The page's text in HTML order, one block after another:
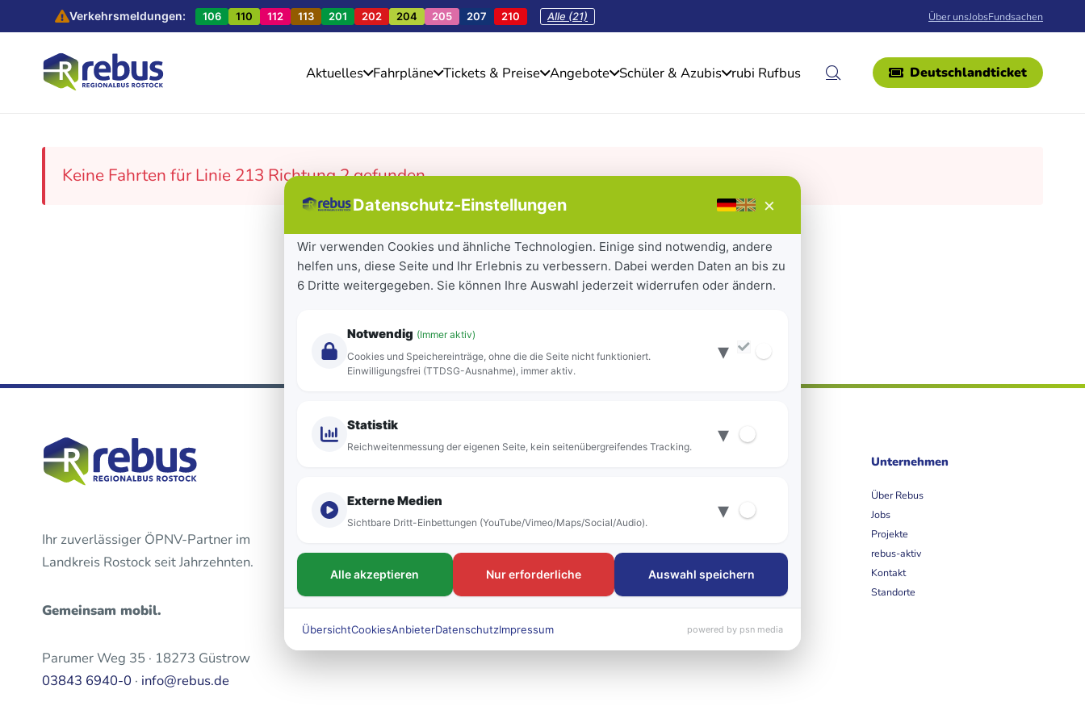
Verkehrsmeldungen: 106 110 112 113 201 202 204 205 207 210 Alle (21) Über unsJobsFundsachen
Aktuelles Fahrpläne Tickets & Preise Angebote Schüler & Azubis rubi Rufbus Deutschlandticket
Keine Fahrten für Linie 213 Richtung 2 gefunden.
Ihr zuverlässiger ÖPNV-Partner im
Landkreis Rostock seit Jahrzehnten.
Gemeinsam mobil.
Parumer Weg 35 · 18273 Güstrow
03843 6940-0 · info@rebus.de
Linien & Fahrpläne
Bücherbus
Abonnements
Unternehmen
Über Rebus
Jobs
Projekte
rebus-aktiv
Kontakt
Standorte
Datenschutz-Einstellungen ×
Wir verwenden Cookies und ähnliche Technologien. Einige sind notwendig, andere
helfen uns, diese Seite und Ihr Erlebnis zu verbessern. Dabei werden Daten an bis zu
6 Dritte weitergegeben. Sie können Ihre Auswahl jederzeit widerrufen oder ändern.
Notwendig (Immer aktiv)
Cookies und Speichereinträge, ohne die die Seite nicht funktioniert.
Einwilligungsfrei (TTDSG-Ausnahme), immer aktiv.
▾
Statistik
Reichweitenmessung der eigenen Seite, kein seitenübergreifendes Tracking. ▾
Externe Medien
Sichtbare Dritt-Einbettungen (YouTube/Vimeo/Maps/Social/Audio). ▾
Alle akzeptieren Nur erforderliche Auswahl speichern
ÜbersichtCookiesAnbieterDatenschutzImpressum powered by psn media